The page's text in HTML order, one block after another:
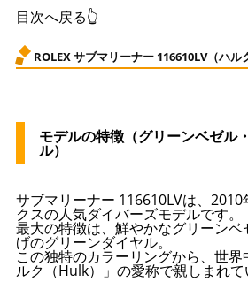
目次へ戻る👆
ROLEX サブマリーナー 116610LV（ハル
モデルの特徴（グリーンベゼル
ル）
サブマリーナー 116610LVは、
クスの人気ダイバーズモデルです。
最大の特徴は、鮮やかなグリーン
げのグリーンダイヤル。
この独特のカラーリングから、世
ルク（Hulk）」の愛称で親しまれて